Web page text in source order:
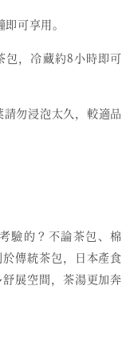
可享用。
，冷藏約8小時即可
勿浸泡太久，較適品
驗的？不論茶包、棉
傳統茶包，日本產食
展空間，茶湯更加奔